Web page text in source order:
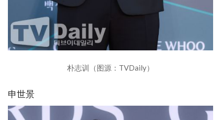
朴志训（图源：TVDaily）
申世景